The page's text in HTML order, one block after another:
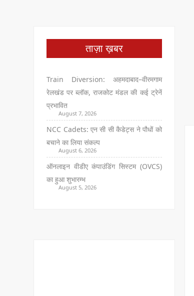
ताज़ा ख़बर
Train Diversion: अहमदाबाद–वीरमगाम
रेलखंड पर ब्लॉक, राजकोट मंडल की कई ट्रेनें
प्रभावित
August 7, 2026
NCC Cadets: एन सी सी कैडेट्स ने पौधों को
बचाने का लिया संकल्प
August 6, 2026
ऑनलाइन वीडीए कंपाउंडिंग सिस्टम (OVCS)
का हुआ शुभारम्भ
August 5, 2026